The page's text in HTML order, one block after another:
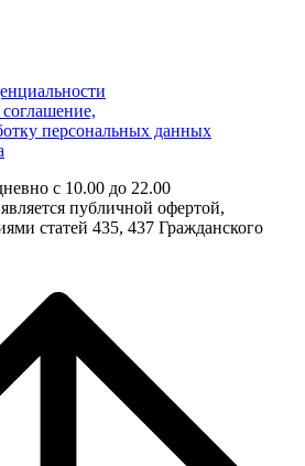
соглашение,
персональных данных
с 10.00 до 22.00
публичной офертой,
статей 435, 437 Гражданского